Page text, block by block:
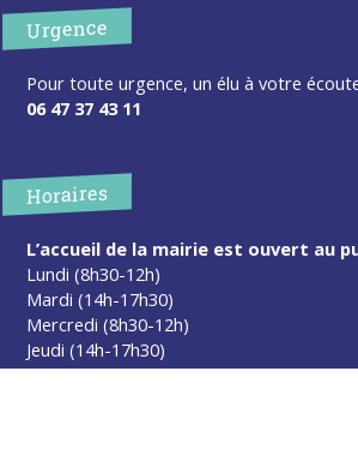
Urgence
Pour toute urgence, un élu à votre
06 47 37 43 11
Horaires
L’accueil de la mairie est ouvert au
Lundi (8h30-12h)
Mardi (14h-17h30)
Mercredi (8h30-12h)
Jeudi (14h-17h30)
Sur rendez-vous en dehors de ces horaires